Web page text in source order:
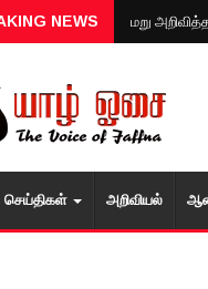
NEWS மறு
செய்திகள் அறிவியல்